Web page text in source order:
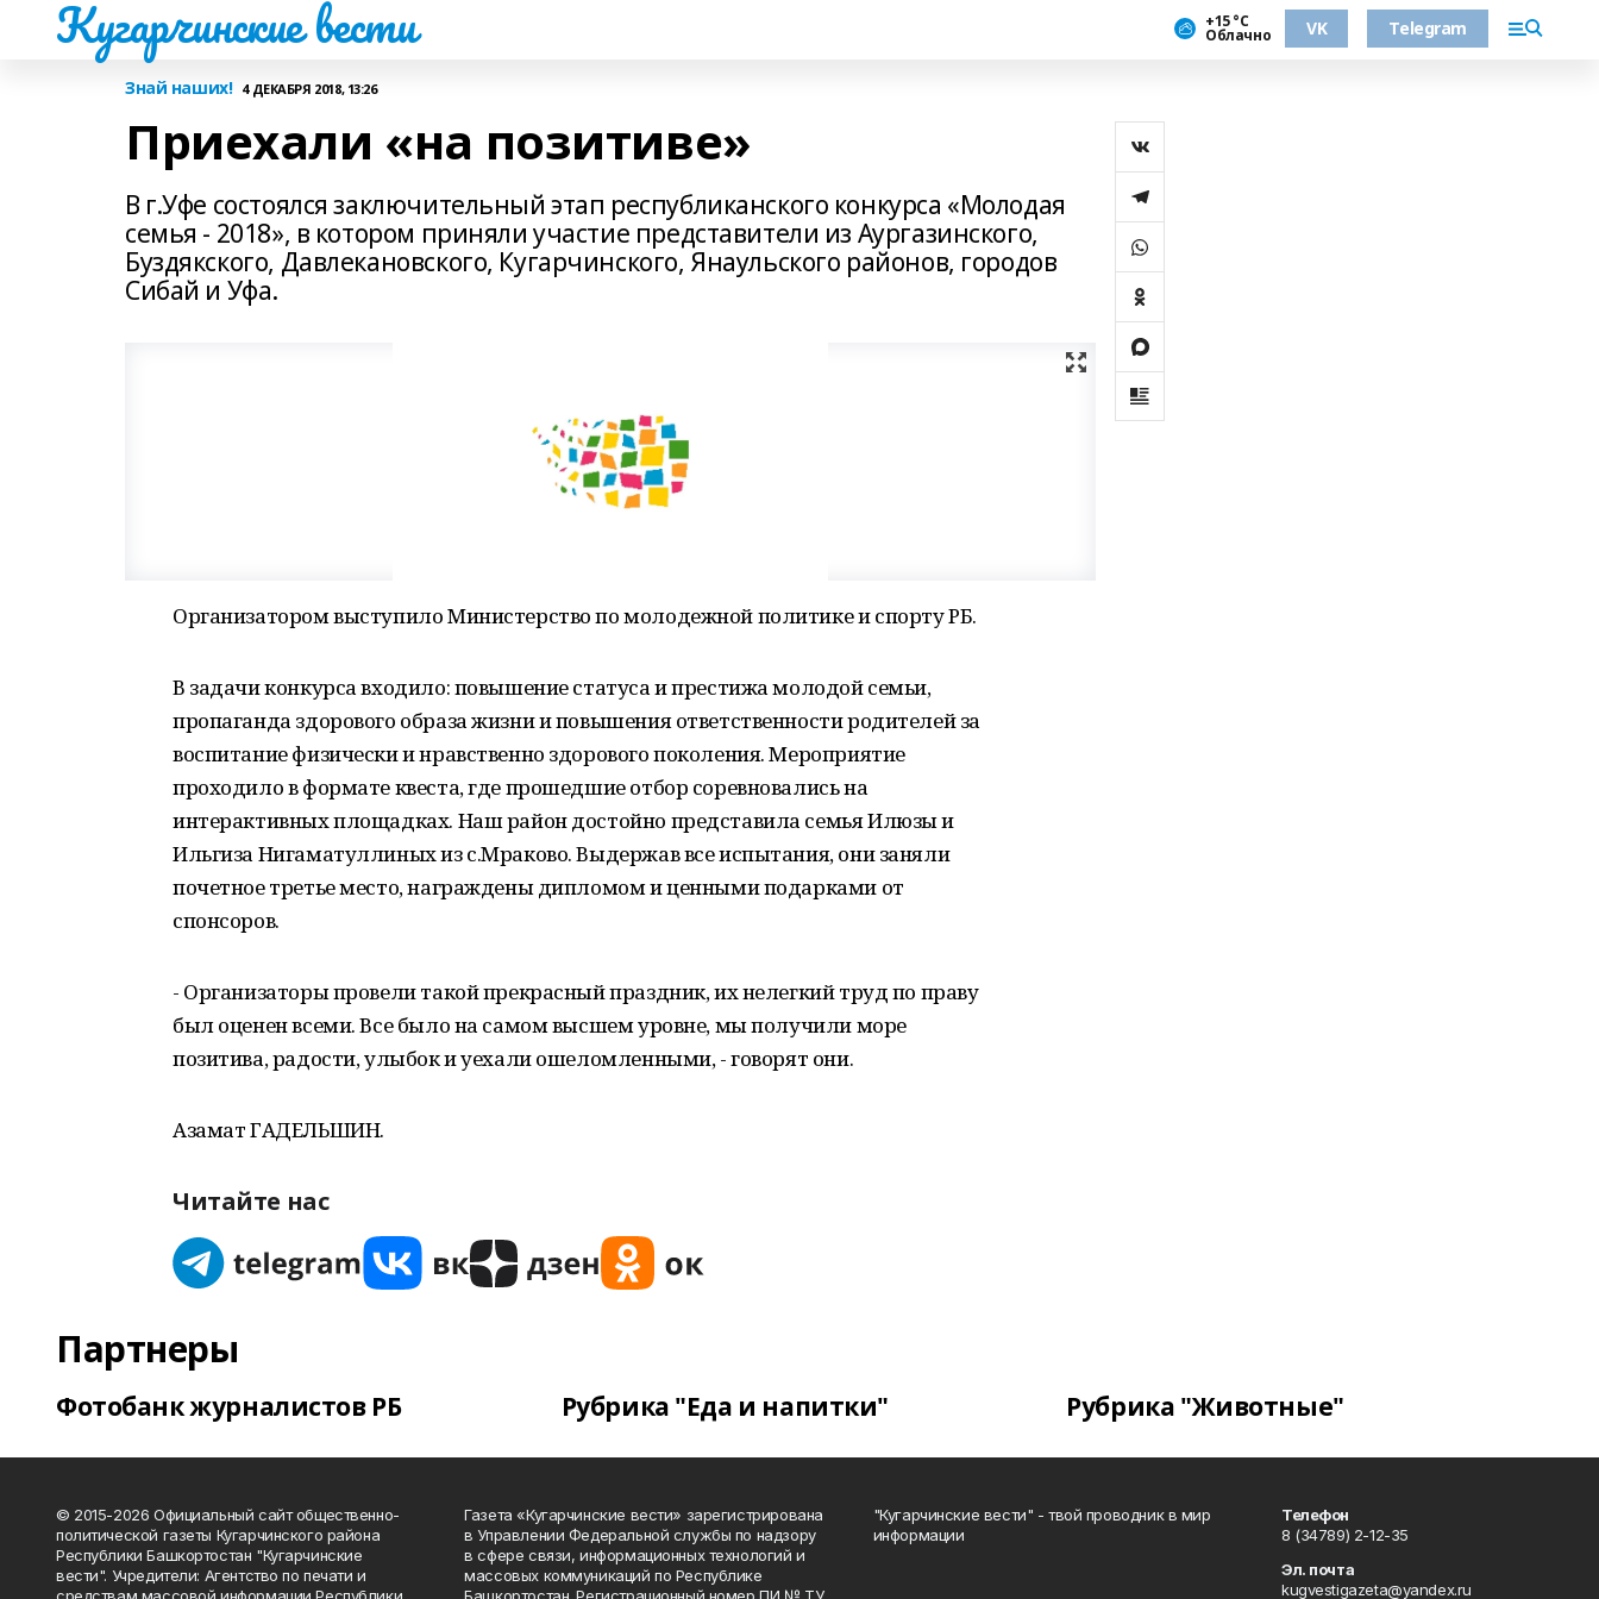
Кугарчинские вести +15 °С
Облачно VK Telegram
Знай наших! 4 ДЕКАБРЯ 2018, 13:26
Приехали «на позитиве»
В г.Уфе состоялся заключительный этап республиканского конкурса «Молодая
семья - 2018», в котором приняли участие представители из Аургазинского,
Буздякского, Давлекановского, Кугарчинского, Янаульского районов, городов
Сибай и Уфа.
Организатором выступило Министерство по молодежной политике и спорту РБ.
В задачи конкурса входило: повышение статуса и престижа молодой семьи,
пропаганда здорового образа жизни и повышения ответственности родителей за
воспитание физически и нравственно здорового поколения. Мероприятие
проходило в формате квеста, где прошедшие отбор соревновались на
интерактивных площадках. Наш район достойно представила семья Илюзы и
Ильгиза Нигаматуллиных из с.Мраково. Выдержав все испытания, они заняли
почетное третье место, награждены дипломом и ценными подарками от
спонсоров.
- Организаторы провели такой прекрасный праздник, их нелегкий труд по праву
был оценен всеми. Все было на самом высшем уровне, мы получили море
позитива, радости, улыбок и уехали ошеломленными, - говорят они.
Азамат ГАДЕЛЬШИН.
Читайте нас
Партнеры
Фотобанк журналистов РБ Рубрика "Еда и напитки" Рубрика "Животные"
© 2015-2026 Официальный сайт общественно-
политической газеты Кугарчинского района
Республики Башкортостан "Кугарчинские
вести". Учредители: Агентство по печати и
Газета «Кугарчинские вести» зарегистрирована
в Управлении Федеральной службы по надзору
в сфере связи, информационных технологий и
массовых коммуникаций по Республике
"Кугарчинские вести" - твой проводник в мир
информации
Телефон
8 (34789) 2-12-35
Эл. почта
kugvestigazeta@yandex.ru